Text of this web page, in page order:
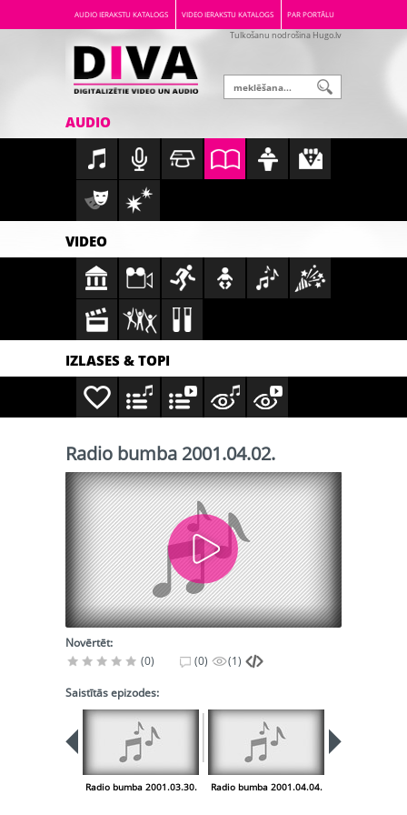
AUDIO IERAKSTU KATALOGS VIDEO IERAKSTU KATALOGS PAR PORTĀLU
Tulkošanu nodrošina Hugo.lv
AUDIO
VIDEO
IZLASES & TOPI
Radio bumba 2001.04.02.
Novērtēt:
(0)
(0) (1)
Saistītās epizodes:
Radio bumba 2001.03.30. Radio bumba 2001.04.04.